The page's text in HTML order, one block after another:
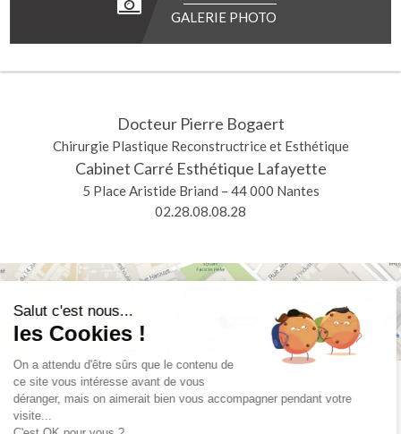
GALERIE PHOTO
Docteur Pierre Bogaert
Chirurgie Plastique Reconstructrice et Esthétique
Cabinet Carré Esthétique Lafayette
5 Place Aristide Briand – 44 000 Nantes
02.28.08.08.28
Salut c'est nous...
les Cookies !
On a attendu d'être sûrs que le contenu de
ce site vous intéresse avant de vous
déranger, mais on aimerait bien vous accompagner pendant votre
visite...